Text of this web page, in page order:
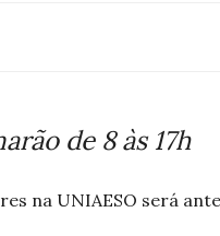
de 8 às 17h
na UNIAESO será